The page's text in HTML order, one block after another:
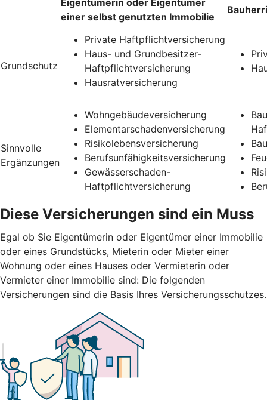
einer selbst genutzten Immobilie
Grundschutz
Private Haftpflichtversicherung
Haus- und Grundbesitzer-
Haftpflichtversicherung
Hausratversicherung
Sinnvolle
Ergänzungen
Wohngebäudeversicherung
Elementarschadenversicherung
Risikolebensversicherung
Berufsunfähigkeitsversicherung
Gewässerschaden-
Haftpflichtversicherung
Diese Versicherungen sind ein Muss
Egal ob Sie Eigentümerin oder Eigentümer einer Immobilie
oder eines Grundstücks, Mieterin oder Mieter einer
Wohnung oder eines Hauses oder Vermieterin oder
Vermieter einer Immobilie sind: Die folgenden
Versicherungen sind die Basis Ihres Versicherungsschutzes.